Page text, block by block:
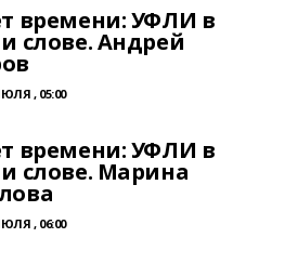
времени: УФЛИ в
слове. Андрей
, 05:00
времени: УФЛИ в
слове. Марина
, 06:00